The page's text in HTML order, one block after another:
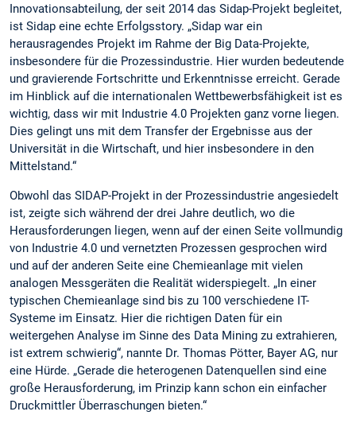
Innovationsabteilung, der seit 2014 das Sidap-Projekt begleitet,
ist Sidap eine echte Erfolgsstory. „Sidap war ein
herausragendes Projekt im Rahme der Big Data-Projekte,
insbesondere für die Prozessindustrie. Hier wurden bedeutende
und gravierende Fortschritte und Erkenntnisse erreicht. Gerade
im Hinblick auf die internationalen Wettbewerbsfähigkeit ist es
wichtig, dass wir mit Industrie 4.0 Projekten ganz vorne liegen.
Dies gelingt uns mit dem Transfer der Ergebnisse aus der
Universität in die Wirtschaft, und hier insbesondere in den
Mittelstand.“
Obwohl das SIDAP-Projekt in der Prozessindustrie angesiedelt
ist, zeigte sich während der drei Jahre deutlich, wo die
Herausforderungen liegen, wenn auf der einen Seite vollmundig
von Industrie 4.0 und vernetzten Prozessen gesprochen wird
und auf der anderen Seite eine Chemieanlage mit vielen
analogen Messgeräten die Realität widerspiegelt. „In einer
typischen Chemieanlage sind bis zu 100 verschiedene IT-
Systeme im Einsatz. Hier die richtigen Daten für ein
weitergehen Analyse im Sinne des Data Mining zu extrahieren,
ist extrem schwierig“, nannte Dr. Thomas Pötter, Bayer AG, nur
eine Hürde. „Gerade die heterogenen Datenquellen sind eine
große Herausforderung, im Prinzip kann schon ein einfacher
Druckmittler Überraschungen bieten.“